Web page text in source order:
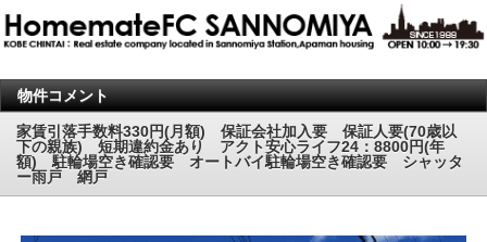
物件コメント
家賃引落手数料330円(月額) 保証会社加入要 保証人要(70歳以
下の親族) 短期違約金あり アクト安心ライフ24：8800円(年
額) 駐輪場空き確認要 オートバイ駐輪場空き確認要 シャッタ
ー雨戸 網戸